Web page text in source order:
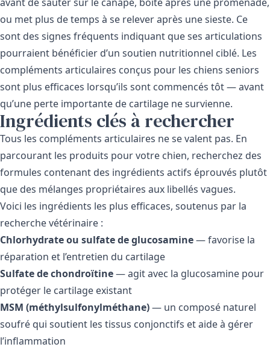
ou met plus de temps à se relever après une sieste. Ce
sont des signes fréquents indiquant que ses articulations
pourraient bénéficier d’un soutien nutritionnel ciblé. Les
compléments articulaires conçus pour les chiens seniors
sont plus efficaces lorsqu’ils sont commencés tôt — avant
qu’une perte importante de cartilage ne survienne.
Ingrédients clés à rechercher
Tous les compléments articulaires ne se valent pas. En
parcourant les produits pour votre chien, recherchez des
formules contenant des ingrédients actifs éprouvés plutôt
que des mélanges propriétaires aux libellés vagues.
Voici les ingrédients les plus efficaces, soutenus par la
recherche vétérinaire :
Chlorhydrate ou sulfate de glucosamine— favorise la
réparation et l’entretien du cartilage
Sulfate de chondroïtine— agit avec la glucosamine pour
protéger le cartilage existant
MSM (méthylsulfonylméthane)— un composé naturel
soufré qui soutient les tissus conjonctifs et aide à gérer
l’inflammation